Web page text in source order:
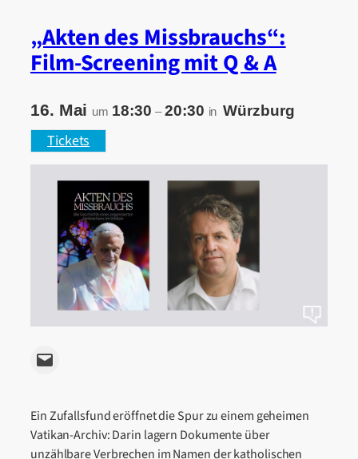
„Akten des Missbrauchs“:
Film-Screening mit Q & A
16. Mai um 18:30–20:30 in Würzburg
Tickets
Email this Page
Ein Zufallsfund eröffnet die Spur zu einem geheimen
Vatikan-Archiv: Darin lagern Dokumente über
unzählbare Verbrechen im Namen der katholischen